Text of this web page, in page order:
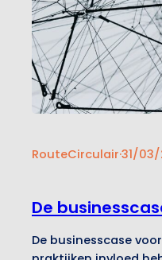
RouteCirculair·31/
De
De businesscase